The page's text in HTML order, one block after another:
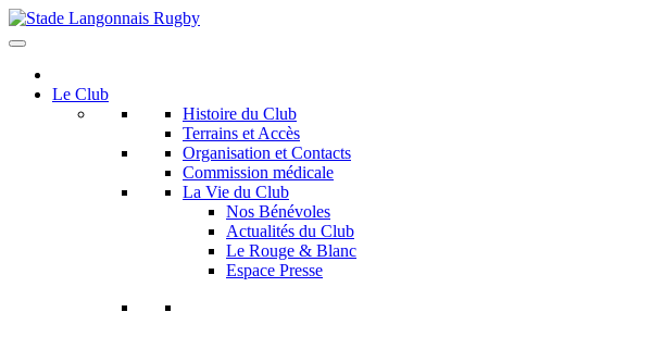
Le Club
Histoire du Club
Terrains et Accès
Organisation et Contacts
Commission médicale
La Vie du Club
Nos Bénévoles
Actualités du Club
Le Rouge & Blanc
Espace Presse